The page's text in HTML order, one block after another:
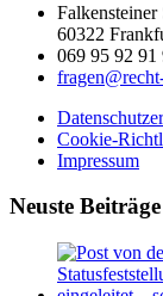
Falkensteiner
60322
069 95 92 91
Cookie-
Impressum
Neuste Beiträge